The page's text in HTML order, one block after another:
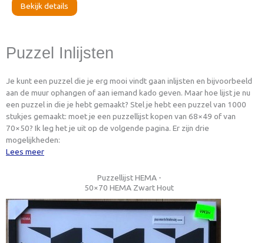
Bekijk details
Puzzel Inlijsten
Je kunt een puzzel die je erg mooi vindt gaan inlijsten en bijvoorbeeld
aan de muur ophangen of aan iemand kado geven. Maar hoe lijst je nu
een puzzel in die je hebt gemaakt? Stel je hebt een puzzel van 1000
stukjes gemaakt: moet je een puzzellijst kopen van 68×49 of van
70×50? Ik leg het je uit op de volgende pagina. Er zijn drie
mogelijkheden:
Lees meer
Puzzellijst HEMA -
50×70 HEMA Zwart Hout